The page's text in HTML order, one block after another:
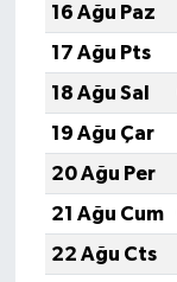
16 Ağu Paz
17 Ağu Pts
18 Ağu Sal
19 Ağu Çar
20 Ağu Per
21 Ağu Cum
22 Ağu Cts